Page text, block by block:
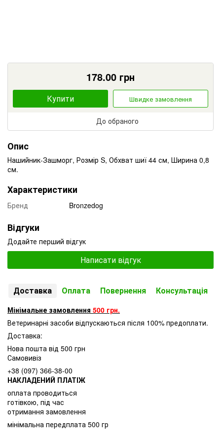
178.00 грн
Купити Швидке замовлення
До обраного
Опис
Нашийник-Зашморг, Розмір S, Обхват шиї 44 см, Ширина 0,8
см.
Характеристики
Бренд Bronzedog
Відгуки
Додайте перший відгук
Написати відгук
Доставка Оплата Повернення Консультація
Мінімальне замовлення 500 грн.
Ветеринарні засоби відпускаються після 100% предоплати.
Доставка:
Нова пошта від 500 грн
Самовивіз
+38 (097) 366-38-00
НАКЛАДЕНИЙ ПЛАТІЖ
оплата проводиться
готівкою, під час
отримання замовлення
мінімальна передплата 500 гр